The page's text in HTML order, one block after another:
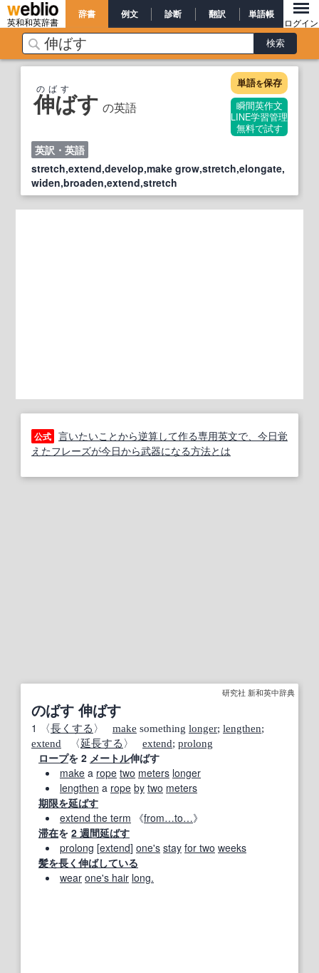
英和和英辞書
辞書 例文 診断 翻訳 単語帳
ログイン
伸ばす の英語
のばす 単語を保存
瞬間英作文
LINE学習管理
無料で試す
英訳・英語
stretch,extend,develop,make grow,stretch,elongate,
widen,broaden,extend,stretch
公式 言いたいことから逆算して作る専用英文で、今日覚
えたフレーズが今日から武器になる方法とは
研究社 新和英中辞典
のばす 伸ばす
1 〈長くする 〉 make something longer; lengthen;
extend 〈延長する 〉 extend; prolong
ロープを 2 メートル伸ばす
make a rope two meters longer
lengthen a rope by two meters
期限を延ばす
extend the term 《from…to…》
滞在を 2 週間延ばす
prolong [extend] one's stay for two weeks
髪を長く 伸ばしている
wear one's hair long.